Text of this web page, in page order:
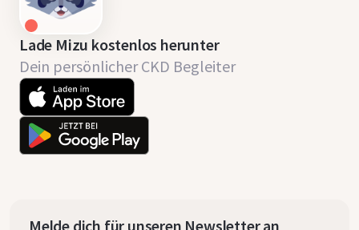
Lade Mizu kostenlos herunter
Dein persönlicher CKD Begleiter
Melde dich für unseren Newsletter an